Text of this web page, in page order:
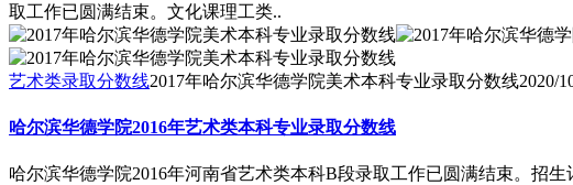
取工作已圆满结束。文化课理工类..
艺术类录取分数线2017年哈尔滨华德学院美术本科专业录取分数线2020/
哈尔滨华德学院2016年艺术类本科专业录取分数线
哈尔滨华德学院2016年河南省艺术类本科B段录取工作已圆满结束。招